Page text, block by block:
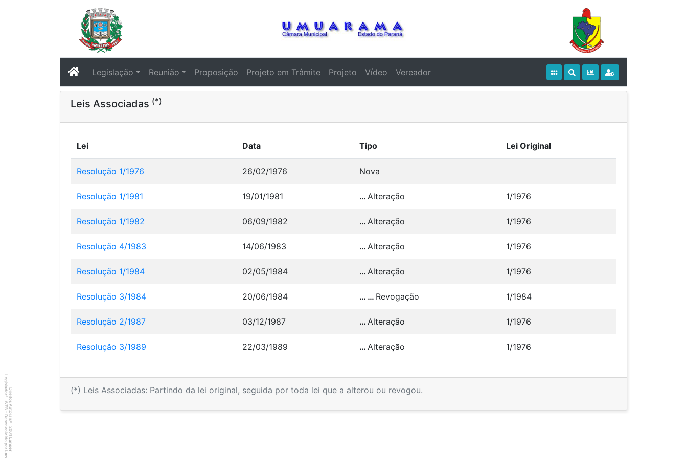
Legislação Reunião Proposição Projeto em Trâmite Projeto Vídeo Vereador
Leis Associadas (*)
Lei Data Tipo Lei Original
Resolução 1/1976 26/02/1976 Nova
Resolução 1/1981 19/01/1981 … Alteração 1/1976
Resolução 1/1982 06/09/1982 … Alteração 1/1976
Resolução 4/1983 14/06/1983 … Alteração 1/1976
Resolução 1/1984 02/05/1984 … Alteração 1/1976
Resolução 3/1984 20/06/1984 … … Revogação 1/1984
Resolução 2/1987 03/12/1987 … Alteração 1/1976
Resolução 3/1989 22/03/1989 … Alteração 1/1976
(*) Leis Associadas: Partindo da lei original, seguida por toda lei que a alterou ou revogou.
Direitos Autorais
©
2001
Lancer
Legislador
®
WEB - Desenvolvido por